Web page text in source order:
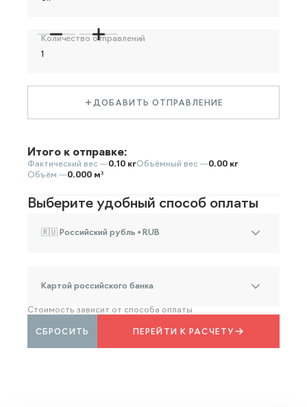
Количество отправлений
ДОБАВИТЬ ОТПРАВЛЕНИЕ
Итого к отправке:
Фактический вес —0.10 кгОбъёмный вес —0.00 кг
Объём —0.000 м³
Выберите удобный способ оплаты
🇷🇺 Российский рубль • RUB
Картой российского банка
Стоимость зависит от способа оплаты
ПЕРЕЙТИ К РАСЧЕТУ
СБРОСИТЬ